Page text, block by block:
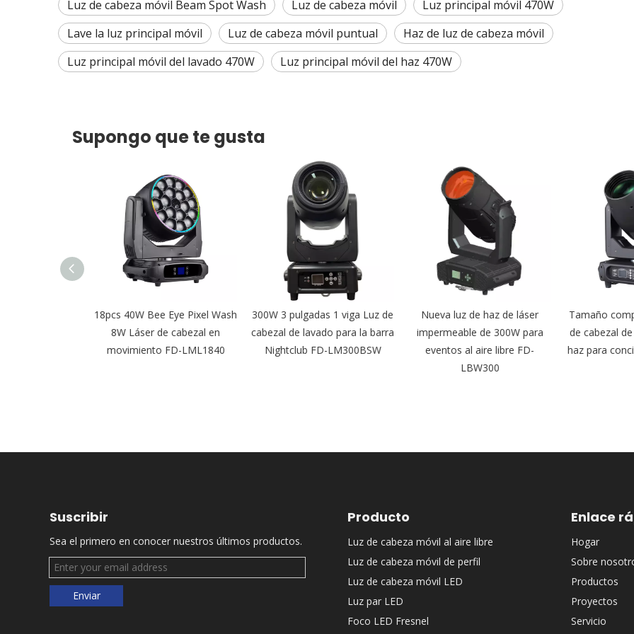
Luz de cabeza móvil Beam Spot Wash Luz de cabeza móvil
Luz principal móvil 470W
Lave la luz principal móvil
Luz de cabeza móvil puntual
Haz de luz de cabeza móvil
Luz principal móvil del lavado 470W
Luz principal móvil del haz 470W
Supongo que te gusta
18pcs 40W Bee Eye Pixel Wash
8W Láser de cabezal en
movimiento FD-LML1840
300W 3 pulgadas 1 viga Luz de
cabezal de lavado para la barra
Nightclub FD-LM300BSW
Nueva luz de haz de láser
impermeable de 300W para
eventos al aire libre FD-
LBW300
Tamaño
de cabezal
haz para
Suscribir
Sea el primero en conocer nuestros últimos productos.
Enviar
Producto
Luz de cabeza móvil al aire libre
Luz de cabeza móvil de perfil
Luz de cabeza móvil LED
Luz par LED
Foco LED Fresnel
Enlace
Hogar
Sobre
Productos
Proyectos
Servicio